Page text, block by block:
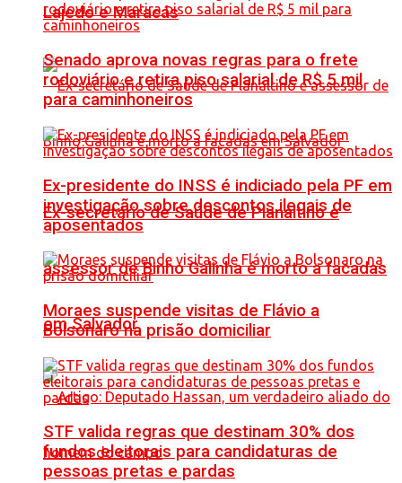
Lajedo e Maracás
Ex-secretário de Saúde de Planaltino e
assessor de Binho Galinha é morto a facadas
em Salvador
Senado aprova novas regras para o frete
rodoviário e retira piso salarial de R$ 5 mil
para caminhoneiros
Ex-presidente do INSS é indiciado pela PF em
investigação sobre descontos ilegais de
aposentados
Moraes suspende visitas de Flávio a
Bolsonaro na prisão domiciliar
STF valida regras que destinam 30% dos
fundos eleitorais para candidaturas de
pessoas pretas e pardas